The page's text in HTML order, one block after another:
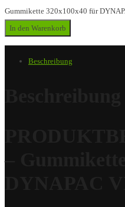
Gummikette 320x100x40 für
In den Warenkorb
Beschreibung
–